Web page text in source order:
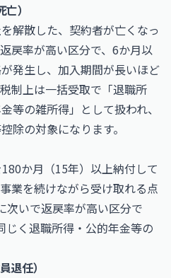
）
解散した、契約者が亡くなっ
戻率が高い区分で、6か月以
発生し、加入期間が長いほど
制上は一括受取で「退職所
等の雑所得」として扱われ、
除の対象になります。
か月（15年）以上納付して
業を続けながら受け取れる点
次いで返戻率が高い区分で
じく退職所得・公的年金等の
退任）